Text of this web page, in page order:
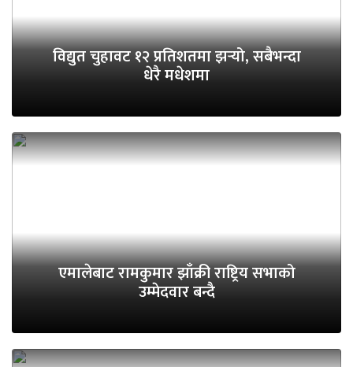
विद्युत चुहावट १२ प्रतिशतमा झर्‍यो, सबैभन्दा
धेरै मधेशमा
एमालेबाट रामकुमार झाँक्री राष्ट्रिय सभाको
उम्मेदवार बन्दै